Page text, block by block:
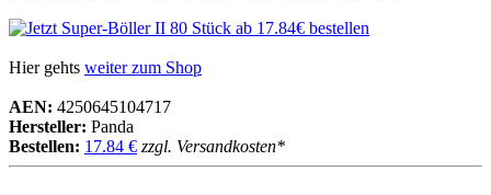
Hier gehts weiter zum Shop
AEN: 4250645104717
Hersteller: Panda
Bestellen: 17.84 € zzgl. Versandkosten*